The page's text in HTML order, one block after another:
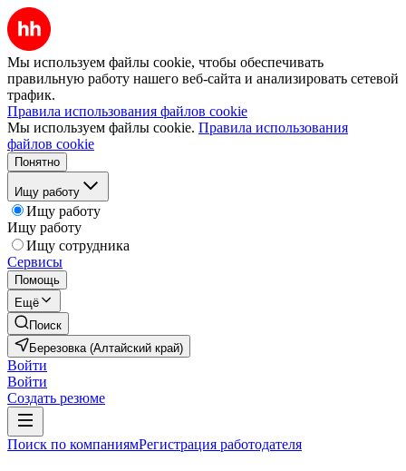
Мы используем файлы cookie, чтобы обеспечивать
правильную работу нашего веб-сайта и анализировать сетевой
трафик.
Правила использования файлов cookie
Мы используем файлы cookie. Правила использования
файлов cookie
Понятно
Ищу работу
Ищу работу
Ищу работу
Ищу сотрудника
Сервисы
Помощь
Ещё
Поиск
Березовка (Алтайский край)
Войти
Войти
Создать резюме
Поиск по компаниямРегистрация работодателя